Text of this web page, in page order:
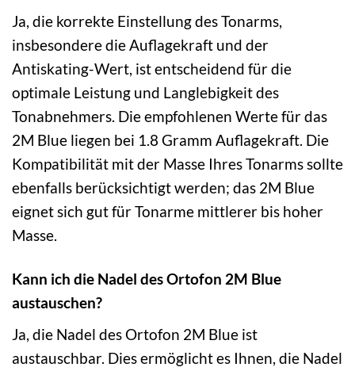
Ja, die korrekte Einstellung des Tonarms,
insbesondere die Auflagekraft und der
Antiskating-Wert, ist entscheidend für die
optimale Leistung und Langlebigkeit des
Tonabnehmers. Die empfohlenen Werte für das
2M Blue liegen bei 1.8 Gramm Auflagekraft. Die
Kompatibilität mit der Masse Ihres Tonarms sollte
ebenfalls berücksichtigt werden; das 2M Blue
eignet sich gut für Tonarme mittlerer bis hoher
Masse.
Kann ich die Nadel des Ortofon 2M Blue
austauschen?
Ja, die Nadel des Ortofon 2M Blue ist
austauschbar. Dies ermöglicht es Ihnen, die Nadel